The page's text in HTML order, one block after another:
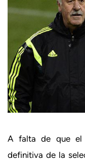
A falta de que el
definitiva de la